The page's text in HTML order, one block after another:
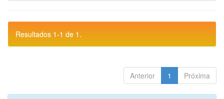
Resultados 1-1 de 1.
Anterior 1 Próxima